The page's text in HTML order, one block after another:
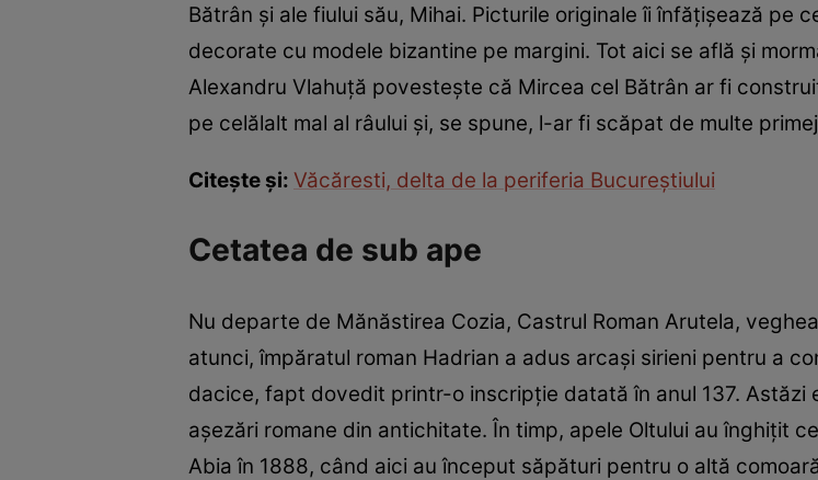
Bătrân şi ale fiului său, Mihai. Picturile originale îi înfăţişează pe
decorate cu modele bizantine pe margini. Tot aici se află şi
Alexandru Vlahuţă povesteşte că Mircea cel Bătrân ar fi
pe celălalt mal al râului şi, se spune, l-ar fi scăpat de multe
Citeşte şi: Văcăresti, delta de la periferia Bucureştiului
Cetatea de sub ape
Nu departe de Mănăstirea Cozia, Castrul Roman Arutela,
atunci, împăratul roman Hadrian a adus arcaşi sirieni pentru a
dacice, fapt dovedit printr-o inscripţie datată în anul 137.
aşezări romane din antichitate. În timp, apele Oltului au înghiţit
Abia în 1888, când aici au început săpături pentru o altă